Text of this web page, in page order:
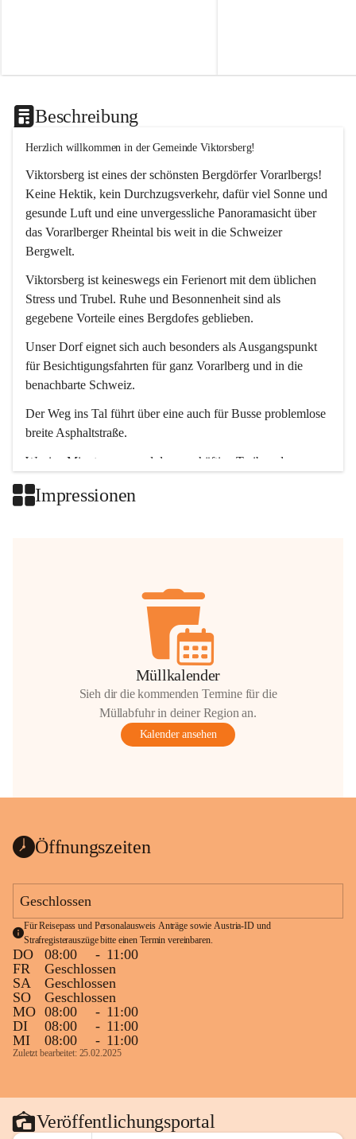
Beschreibung
Herzlich willkommen in der Gemeinde Viktorsberg!
Viktorsberg ist eines der schönsten Bergdörfer Vorarlbergs!
Keine Hektik, kein Durchzugsverkehr, dafür viel Sonne und
gesunde Luft und eine unvergessliche Panoramasicht über
das Vorarlberger Rheintal bis weit in die Schweizer
Bergwelt.
Viktorsberg ist keineswegs ein Ferienort mit dem üblichen
Stress und Trubel. Ruhe und Besonnenheit sind als
gegebene Vorteile eines Bergdofes geblieben.
Unser Dorf eignet sich auch besonders als Ausgangspunkt
für Besichtigungsfahrten für ganz Vorarlberg und in die
benachbarte Schweiz.
Der Weg ins Tal führt über eine auch für Busse problemlose
breite Asphaltstraße.
Wenige Minuten nur, und das geschäftige Treiben der
Impressionen
Müllkalender
Sieh dir die kommenden Termine für die
Müllabfuhr in deiner Region an.
Kalender ansehen
Öffnungszeiten
Geschlossen
Für Reisepass und Personalausweis Anträge sowie Austria-ID und
Strafregisterauszüge bitte einen Termin vereinbaren.
DO 08:00 - 11:00
FR
Geschlossen
SA
Geschlossen
SO
Geschlossen
MO 08:00 - 11:00
DI
08:00 - 11:00
MI
08:00 - 11:00
Zuletzt bearbeitet: 25.02.2025
Veröffentlichungsportal